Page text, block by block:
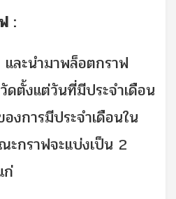
:
ละนำมาพล็อตกราฟ
ดตั้งแต่วันที่มีประจำเดือน
งการมีประจำเดือนใน
กราฟจะแบ่งเป็น 2
ก่